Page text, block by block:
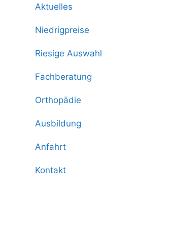
Aktuelles
Niedrigpreise
Riesige Auswahl
Fachberatung
Orthopädie
Ausbildung
Anfahrt
Kontakt